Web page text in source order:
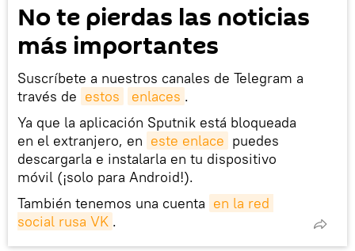
No te pierdas las noticias
más importantes
Suscríbete a nuestros canales de Telegram a
través de estos enlaces .
Ya que la aplicación Sputnik está bloqueada
en el extranjero, en este enlace puedes
descargarla e instalarla en tu dispositivo
móvil (¡solo para Android!).
También tenemos una cuenta en la red
social rusa VK .